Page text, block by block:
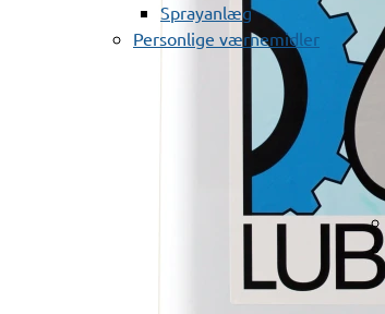
Sprayanlæg
Personlige værnemidler